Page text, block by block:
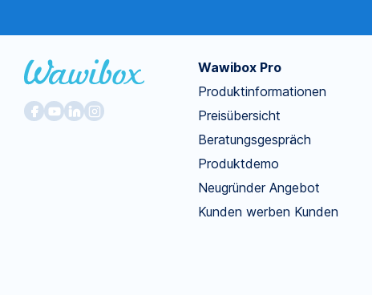
Wawibox Pro
Produktinformationen
Preisübersicht
Beratungsgespräch
Produktdemo
Neugründer Angebot
Kunden werben Kunden